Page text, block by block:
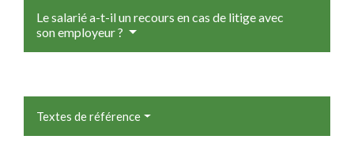
Le salarié a-t-il un recours en cas de litige avec
son employeur ?
Textes de référence